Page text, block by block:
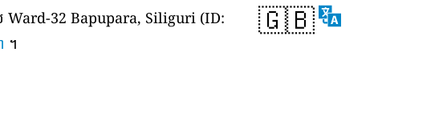
🇬🇧
ល់ Ward-32 Bapupara, Siliguri (ID:
។